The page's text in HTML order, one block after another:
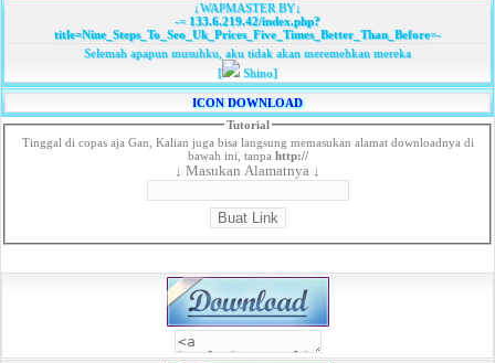
↓WAPMASTER BY↓
-=133.6.219.42/index.php?
title=Nine_Steps_To_Seo_Uk_Prices_Five_Times_Better_Than_Before=-
Selemah apapun musuhku, aku tidak akan meremehkan mereka
[
Shino]
ICON DOWNLOAD
Tutorial
Tinggal di copas aja Gan, Kalian juga bisa langsung memasukan alamat downloadnya di
bawah ini, tanpa http://
↓ Masukan Alamatnya ↓